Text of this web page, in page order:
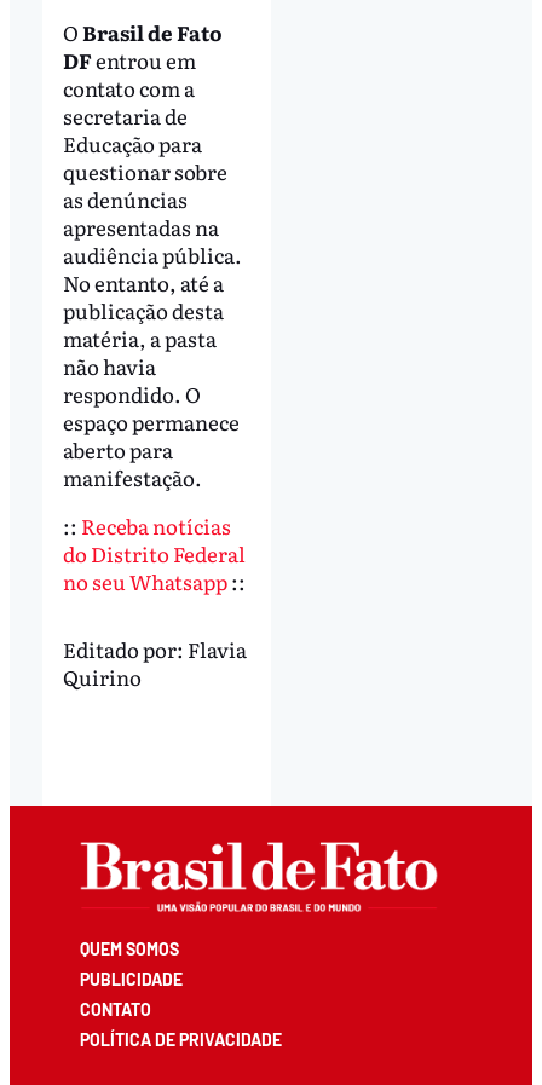
OBrasil de Fato
DFentrou em
contato com a
secretaria de
Educação para
questionar sobre
as denúncias
apresentadas na
audiência pública.
No entanto, até a
publicação desta
matéria, a pasta
não havia
respondido. O
espaço permanece
aberto para
manifestação.
:: Receba notícias
do Distrito Federal
no seu Whatsapp::
Editado por: Flavia
Quirino
QUEM SOMOS
PUBLICIDADE
CONTATO
POLÍTICA DE PRIVACIDADE